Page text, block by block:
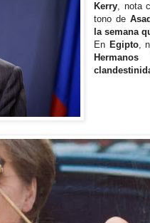
Kerry, nota
tono de Asad
la semana
En Egipto,
Hermanos